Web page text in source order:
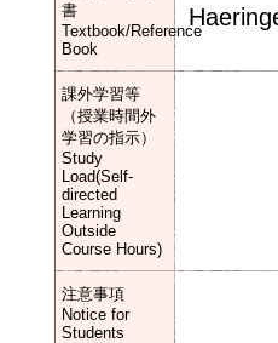
書
Textbook/Reference
Book
課外学習等
（授業時間外
学習の指示）
Study
Load(Self-
directed
Learning
Outside
Course Hours)
注意事項
Notice for
Students